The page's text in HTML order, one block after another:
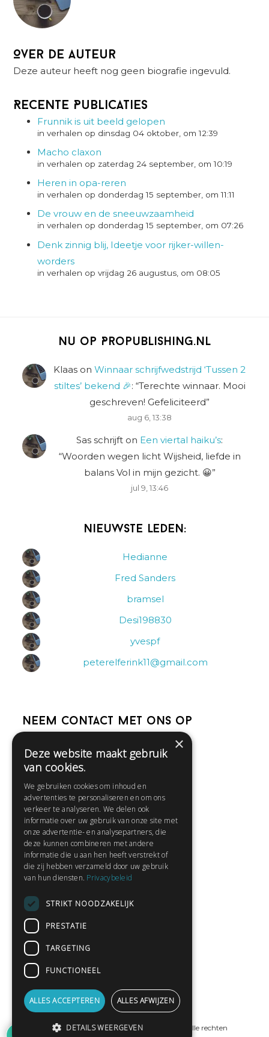
Over de auteur
Deze auteur heeft nog geen biografie ingevuld.
Recente Publicaties
Frunnik is uit beeld gelopen
in verhalen op dinsdag 04 oktober, om 12:39
Macho claxon
in verhalen op zaterdag 24 september, om 10:19
Heren in opa-reren
in verhalen op donderdag 15 september, om 11:11
De vrouw en de sneeuwzaamheid
in verhalen op donderdag 15 september, om 07:26
Denk zinnig blij, Ideetje voor rijker-willen-
worders
in verhalen op vrijdag 26 augustus, om 08:05
Nu op Propublishing.nl
Klaas on Winnaar schrijfwedstrijd ‘Tussen 2
stiltes’ bekend 🎉: “Terechte winnaar. Mooi
geschreven! Gefeliciteerd”
aug 6, 13:38
Sas schrijft on Een viertal haiku’s:
“Woorden wegen licht Wijsheid, liefde in
balans Vol in mijn gezicht. 😀”
jul 9, 13:46
Nieuwste leden:
Hedianne
Fred Sanders
bramsel
Desi198830
yvespf
peterelferink11@gmail.com
Neem contact met ons op
Help
Contact
Huisregels
Snel naar:
Gratis aanmelden
Privacybeleid
Gedichten lezen
Schrijfwedstrijden
Schrijftips
© Copyright 2019 - 2026ProPublishing
· Alle rechten
×
Deze website maakt gebruik
van cookies.
We gebruiken cookies om inhoud en
advertenties te personaliseren en om ons
verkeer te analyseren. We delen ook
informatie over uw gebruik van onze site met
onze advertentie- en analysepartners, die
deze kunnen combineren met andere
informatie die u aan hen heeft verstrekt of
die zij hebben verzameld door uw gebruik
van hun diensten. Privacybeleid
STRIKT NOODZAKELIJK
PRESTATIE
TARGETING
FUNCTIONEEL
ALLES ACCEPTEREN ALLES AFWIJZEN
DETAILS WEERGEVEN